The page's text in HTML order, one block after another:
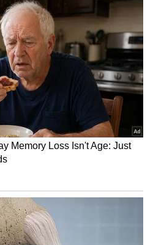
ನೀಡಿದ್ದು ಯಾರು?
ಕತೆ ಹೆಣೆದೆ ಹಿಂದೂ
ಸನಾತನ
ಪ್ರಕಾಶ್ ರಾಜ್